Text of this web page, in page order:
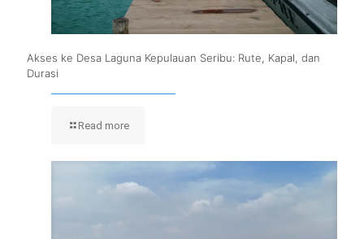
Akses ke Desa Laguna Kepulauan Seribu: Rute, Kapal, dan
Durasi
Read more